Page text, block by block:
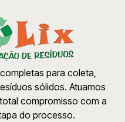
para coleta,
sólidos. Atuamos
compromisso com a
do processo.